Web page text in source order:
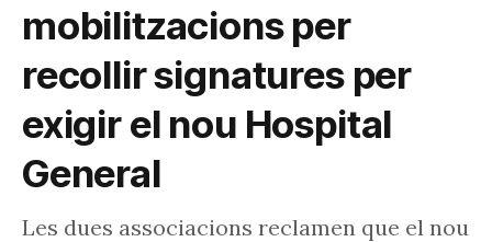
mobilitzacions per
recollir signatures per
exigir el nou Hospital
General
Les dues associacions reclamen que el nou